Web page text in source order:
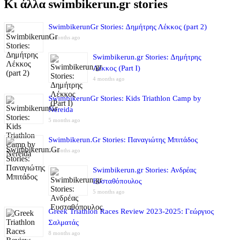
Κι άλλα swimbikerun.gr stories
SwimbikerunGr Stories: Δημήτρης Λέκκος (part 2)
4 months ago
Swimbikerun.gr Stories: Δημήτρης
Λέκκος (Part I)
4 months ago
SwimbikerunGr Stories: Kids Triathlon Camp by
Nereida
5 months ago
Swimbikerun.Gr Stories: Παναγιώτης Μπιτάδος
5 months ago
Swimbikerun.gr Stories: Ανδρέας
Ευσταθόπουλος
5 months ago
Greek Triathlon Races Review 2023-2025: Γεώργιος
Σαλματάς
8 months ago